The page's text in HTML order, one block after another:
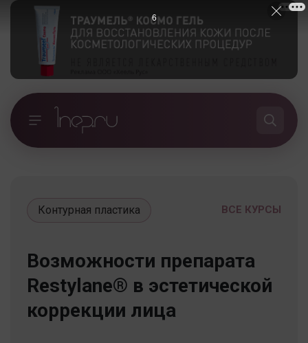
ВСЕ КУРСЫ
Контурная пластика
Возможности препарата
Restylane® в эстетической
коррекции лица
5